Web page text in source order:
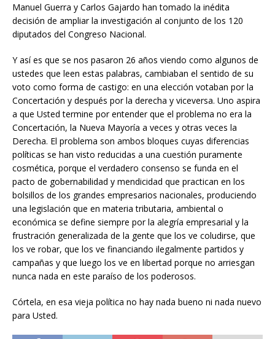
Manuel Guerra y Carlos Gajardo han tomado la inédita
decisión de ampliar la investigación al conjunto de los 120
diputados del Congreso Nacional.
Y así es que se nos pasaron 26 años viendo como algunos de
ustedes que leen estas palabras, cambiaban el sentido de su
voto como forma de castigo: en una elección votaban por la
Concertación y después por la derecha y viceversa. Uno aspira
a que Usted termine por entender que el problema no era la
Concertación, la Nueva Mayoría a veces y otras veces la
Derecha. El problema son ambos bloques cuyas diferencias
políticas se han visto reducidas a una cuestión puramente
cosmética, porque el verdadero consenso se funda en el
pacto de gobernabilidad y mendicidad que practican en los
bolsillos de los grandes empresarios nacionales, produciendo
una legislación que en materia tributaria, ambiental o
económica se define siempre por la alegría empresarial y la
frustración generalizada de la gente que los ve coludirse, que
los ve robar, que los ve financiando ilegalmente partidos y
campañas y que luego los ve en libertad porque no arriesgan
nunca nada en este paraíso de los poderosos.
Córtela, en esa vieja política no hay nada bueno ni nada nuevo
para Usted.